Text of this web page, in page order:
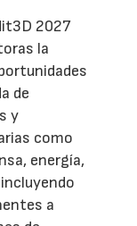
2027
la
de
y
como
energía,
a